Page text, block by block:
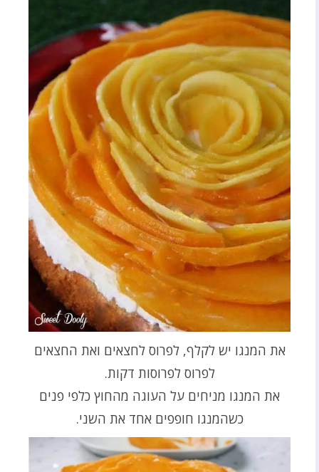
את המנגו יש לקלף, לפרוס לחצאים ואת החצאים
לפרוס לפרוסות דקות.
את המנגו מניחים על העוגה מהחוץ כלפי פנים
כשהמנגו חופפים אחד את השני.